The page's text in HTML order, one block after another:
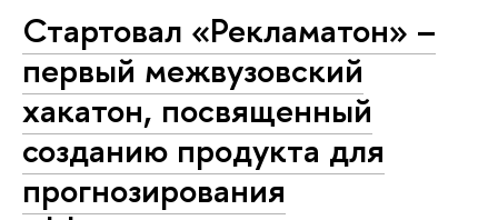
Стартовал «Рекламатон» –
первый межвузовский
хакатон, посвященный
созданию продукта для
прогнозирования